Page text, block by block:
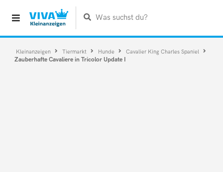
Was suchst du?
Kleinanzeigen Tiermarkt Hunde Cavalier King Charles Spaniel
Zauberhafte Cavaliere in Tricolor Update I